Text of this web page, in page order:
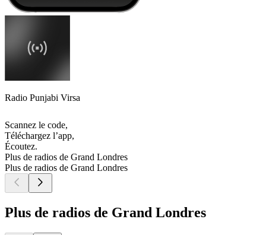
Radio Punjabi Virsa
Scannez le code,
Téléchargez l’app,
Écoutez.
Plus de radios de Grand Londres
Plus de radios de Grand Londres
Plus de radios de Grand Londres